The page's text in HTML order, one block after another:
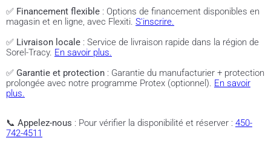
✅ Financement flexible : Options de financement disponibles en
magasin et en ligne, avec Flexiti. S'inscrire.
✅ Livraison locale : Service de livraison rapide dans la région de
Sorel-Tracy. En savoir plus.
✅ Garantie et protection : Garantie du manufacturier + protection
prolongée avec notre programme Protex (optionnel). En savoir
plus.
📞 Appelez-nous : Pour vérifier la disponibilité et réserver : 450-
742-4511